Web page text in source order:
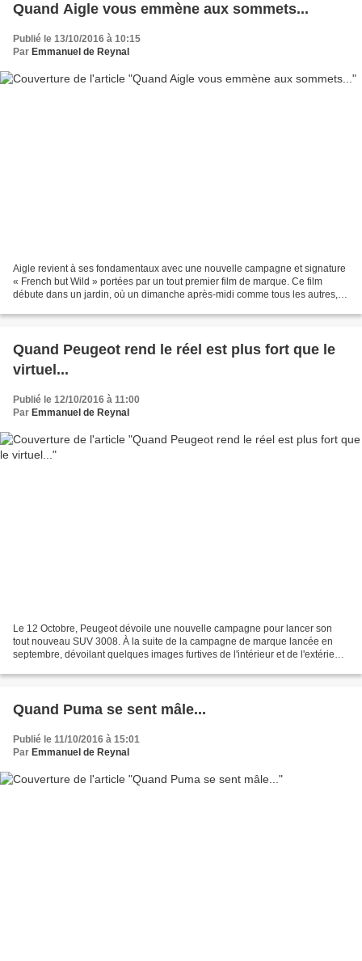
Quand Aigle vous emmène aux sommets...
Publié le 13/10/2016 à 10:15
Par Emmanuel de Reynal
Aigle revient à ses fondamentaux avec une nouvelle campagne et signature
« French but Wild » portées par un tout premier film de marque. Ce film
débute dans un jardin, où un dimanche après-midi comme tous les autres,
Quand Peugeot rend le réel est plus fort que le
virtuel...
Publié le 12/10/2016 à 11:00
Par Emmanuel de Reynal
Le 12 Octobre, Peugeot dévoile une nouvelle campagne pour lancer son
tout nouveau SUV 3008. À la suite de la campagne de marque lancée en
septembre, dévoilant quelques images furtives de l'intérieur et de l'extérieur
Quand Puma se sent mâle...
Publié le 11/10/2016 à 15:01
Par Emmanuel de Reynal